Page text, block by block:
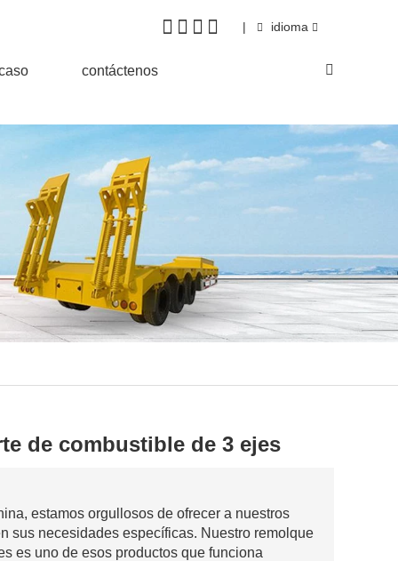
| idioma
contáctenos
de combustible de 3 ejes
estamos orgullosos de ofrecer a nuestros
sus necesidades específicas. Nuestro remolque
es uno de esos productos que funciona